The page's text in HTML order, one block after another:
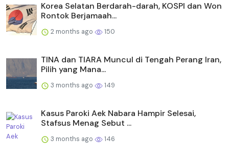
Korea Selatan Berdarah-darah, KOSPI dan Won
Rontok Berjamaah...
2 months ago 150
TINA dan TIARA Muncul di Tengah Perang Iran,
Pilih yang Mana...
3 months ago 149
Kasus Paroki Aek Nabara Hampir Selesai,
Stafsus Menag Sebut ...
3 months ago 146